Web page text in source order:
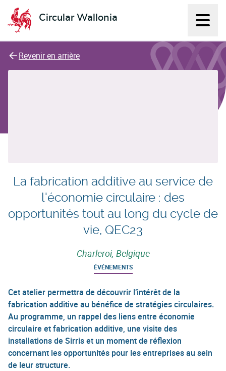
Circular Wallonia
L'économie circulaire
Revenir en arrière
La fabrication additive au service de
l'économie circulaire : des
opportunités tout au long du cycle de
vie, QEC23
Charleroi, Belgique
ÉVÉNEMENTS
Cet atelier permettra de découvrir l’intérêt de la
fabrication additive au bénéfice de stratégies circulaires.
Au programme, un rappel des liens entre économie
circulaire et fabrication additive, une visite des
installations de Sirris et un moment de réflexion
concernant les opportunités pour les entreprises au sein
de leur structure.